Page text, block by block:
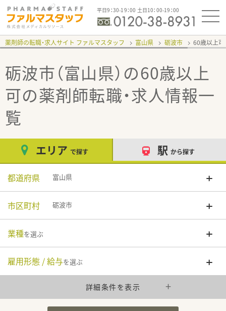
平日9：30-19：00 土日10：00-19：00
薬剤師の転職・求人サイト ファルマスタッフ 富山県 砺波市 60歳以上可
砺波市（富山県）の60歳以上
可の薬剤師転職・求人情報一
覧
エリア で探す 駅 から探す
都道府県 富山県
市区町村 砺波市
業種を選ぶ
雇用形態 / 給与を選ぶ
詳細条件を表示